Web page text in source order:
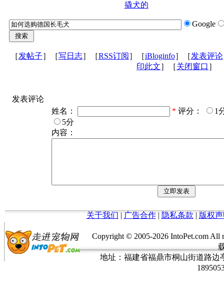
撬犬的
Google
［发帖子］［写日志］［RSS订阅 ］［iBloginfo］［发表评论
印此文］［关闭窗口 ］
发表评论
姓名：
* 评分：
1
5分
内容：
关于我们 | 广告合作| 隐私条款 | 版权
Copyright © 2005-2026 IntoPet.com
地址：福建省福鼎市桐山街道路边